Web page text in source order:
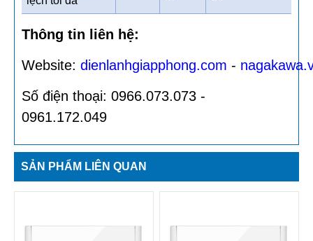
Thông tin liên hệ:
Website: dienlanhgiapphong.com -
Số điện thoại: 0966.073.073 -
0961.172.049
SẢN PHẨM LIÊN QUAN